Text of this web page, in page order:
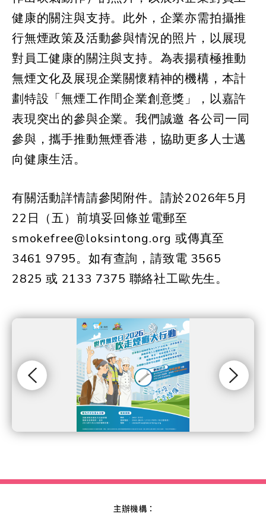
健康的關注與支持。此外，企業亦需拍攝推
行無煙政策及活動參與情況的照片，以展現
對員工健康的關注與支持。為表揚積極推動
無煙文化及展現企業關懷精神的機構，本計
劃特設「無煙工作間企業創意獎」，以嘉許
表現突出的參與企業。我們誠邀 各公司一同
參與，攜手推動無煙香港，協助更多人士邁
向健康生活。
有關活動詳情請參閱附件。請於2026年5月
22日（五）前填妥回條並電郵至
smokefree@loksintong.org 或傳真至
3461 9795。如有查詢，請致電 3565
2825 或 2133 7375 聯絡社工歐先生。
主辦機構：